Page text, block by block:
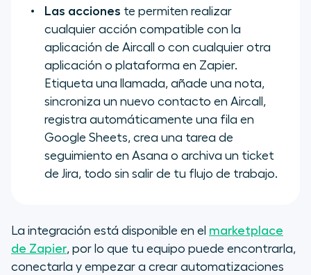
Las acciones te permiten realizar
cualquier acción compatible con la
aplicación de Aircall o con cualquier otra
aplicación o plataforma en Zapier.
Etiqueta una llamada, añade una nota,
sincroniza un nuevo contacto en Aircall,
registra automáticamente una fila en
Google Sheets, crea una tarea de
seguimiento en Asana o archiva un ticket
de Jira, todo sin salir de tu flujo de trabajo.
La integración está disponible en el marketplace
de Zapier, por lo que tu equipo puede encontrarla,
conectarla y empezar a crear automatizaciones